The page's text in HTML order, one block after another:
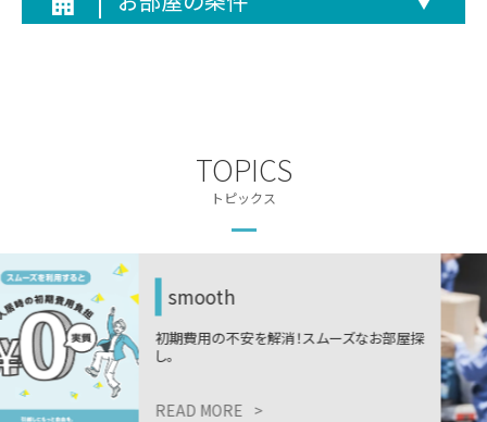
TOPICS
トピックス
探
ニーズに合わせた最適な引越しプラン。
READ MORE